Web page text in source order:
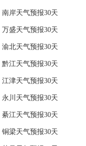
南岸天气预报30天
万盛天气预报30天
渝北天气预报30天
黔江天气预报30天
江津天气预报30天
永川天气预报30天
綦江天气预报30天
铜梁天气预报30天